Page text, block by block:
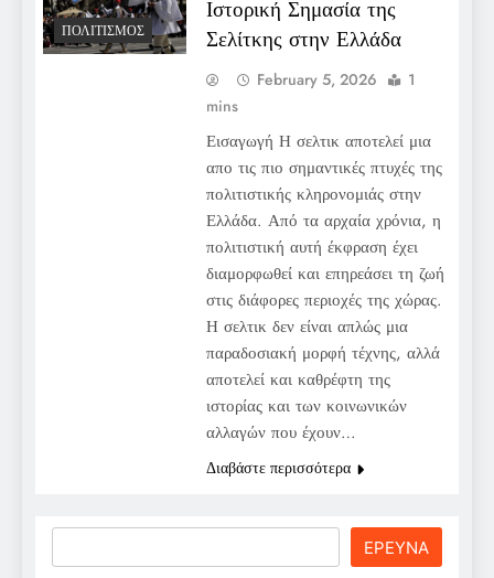
ΠΟΛΙΤΙΣΜΌΣ
Ιστορική Σημασία της
Σελίτκης στην Ελλάδα
February 5, 2026
1
mins
Εισαγωγή Η σελτικ αποτελεί μια
απο τις πιο σημαντικές πτυχές της
πολιτιστικής κληρονομιάς στην
Ελλάδα. Από τα αρχαία χρόνια, η
πολιτιστική αυτή έκφραση έχει
διαμορφωθεί και επηρεάσει τη ζωή
στις διάφορες περιοχές της χώρας.
Η σελτικ δεν είναι απλώς μια
παραδοσιακή μορφή τέχνης, αλλά
αποτελεί και καθρέφτη της
ιστορίας και των κοινωνικών
αλλαγών που έχουν…
Διαβάστε περισσότερα
ΕΡΕΥΝΑ